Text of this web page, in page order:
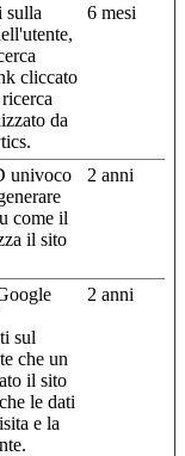
sulla
cliccato
da
6 mesi
univoco
come il
il sito
2 anni
sul
che un
il sito
le dati
e la
2 anni